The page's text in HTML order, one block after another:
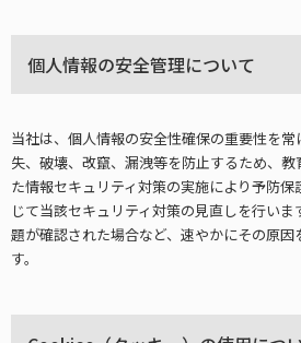
個人情報の安全管理について
当社は、個人情報の安全性確保の重要性を
失、破壊、改竄、漏洩等を防止するため、
た情報セキュリティ対策の実施により予防
じて当該セキュリティ対策の見直しを行い
題が確認された場合など、速やかにその原
す。